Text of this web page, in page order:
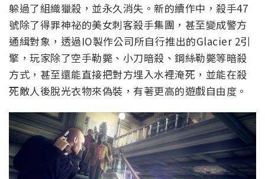
躲過了組織獵殺，並永久消失。新的續作中，殺手47
號除了得罪神祕的美女刺客殺手集團，甚至變成警方
通緝對象，透過IO製作公司所自行推出的Glacier 2引
擎，玩家除了空手勒斃、小刀暗殺、鋼絲勒斃等暗殺
方式，甚至還能直接把對方埋入水裡淹死，並能在殺
死敵人後脫光衣物來偽裝，有著更高的遊戲自由度。